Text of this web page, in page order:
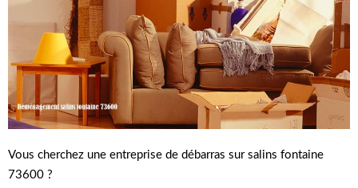
Vous cherchez une entreprise de débarras sur salins fontaine
73600 ?